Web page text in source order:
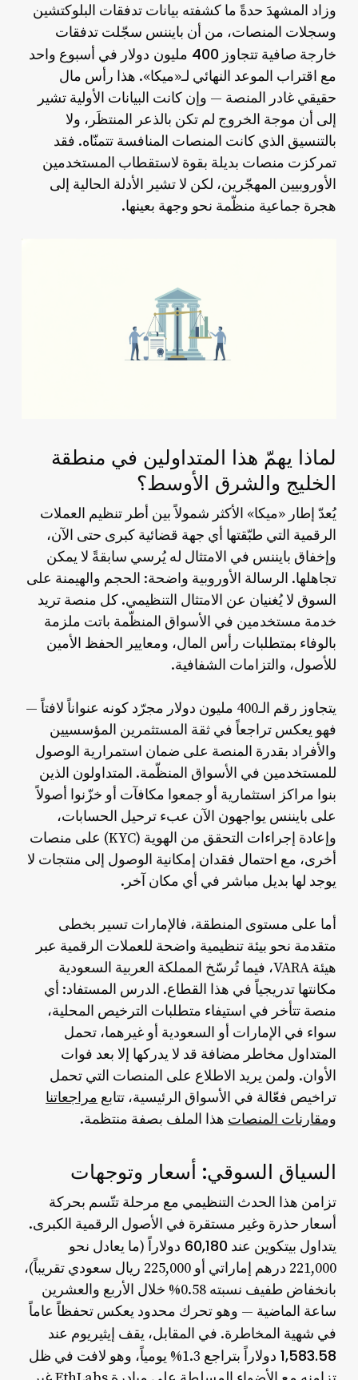
وزاد المشهدَ حدةً ما كشفته بيانات تدفقات البلوكتشين
وسجلات المنصات، من أن بايننس سجّلت تدفقات
خارجة صافية تتجاوز 400 مليون دولار
في أسبوع واحد
مع اقتراب الموعد النهائي لـ«ميكا». هذا رأس مال
حقيقي غادر المنصة — وإن كانت البيانات الأولية تشير
إلى أن موجة الخروج لم تكن بالذعر المنتظَر، ولا
بالتنسيق الذي كانت المنصات المنافسة تتمنّاه. فقد
تمركزت منصات بديلة بقوة لاستقطاب المستخدمين
الأوروبيين المهجّرين، لكن لا تشير الأدلة الحالية إلى
هجرة جماعية منظّمة نحو وجهة بعينها.
لماذا يهمّ هذا المتداولين في منطقة
الخليج والشرق الأوسط؟
يُعدّ إطار «ميكا» الأكثر شمولاً بين أطر تنظيم العملات
الرقمية التي طبّقتها أي جهة قضائية كبرى حتى الآن،
وإخفاق بايننس في الامتثال له يُرسي سابقةً لا يمكن
تجاهلها. الرسالة الأوروبية واضحة: الحجم والهيمنة على
السوق لا يُغنيان عن الامتثال التنظيمي. كل منصة تريد
خدمة مستخدمين في الأسواق المنظّمة باتت ملزمة
بالوفاء بمتطلبات رأس المال، ومعايير الحفظ الأمين
للأصول، والتزامات الشفافية.
يتجاوز رقم الـ400 مليون دولار مجرّد كونه عنواناً لافتاً —
فهو يعكس تراجعاً في ثقة المستثمرين المؤسسيين
والأفراد بقدرة المنصة على ضمان استمرارية الوصول
للمستخدمين في الأسواق المنظّمة. المتداولون الذين
بنوا مراكز استثمارية أو جمعوا مكافآت أو خزّنوا أصولاً
على بايننس يواجهون الآن عبء ترحيل الحسابات،
وإعادة إجراءات التحقق من الهوية (KYC) على منصات
أخرى، مع احتمال فقدان إمكانية الوصول إلى منتجات لا
يوجد لها بديل مباشر في أي مكان آخر.
أما على مستوى المنطقة، فالإمارات تسير بخطى
متقدمة نحو بيئة تنظيمية واضحة للعملات الرقمية عبر
هيئة VARA، فيما تُرسّخ المملكة العربية السعودية
مكانتها تدريجياً في هذا القطاع. الدرس المستفاد: أي
منصة تتأخر في استيفاء متطلبات الترخيص المحلية،
سواء في الإمارات أو السعودية أو غيرهما، تحمل
المتداول مخاطر مضافة قد لا يدركها إلا بعد فوات
الأوان. ولمن يريد الاطلاع على المنصات التي تحمل
تراخيص فعّالة في الأسواق الرئيسية، تتابع مراجعاتنا
ومقارنات المنصات هذا الملف بصفة منتظمة.
السياق السوقي: أسعار وتوجهات
تزامن هذا الحدث التنظيمي مع مرحلة تتّسم بحركة
أسعار حذرة وغير مستقرة في الأصول الرقمية الكبرى.
يتداول بيتكوين عند 60,180 دولاراً
(ما يعادل نحو
221,000 درهم إماراتي أو 225,000 ريال سعودي تقريباً)،
بانخفاض طفيف نسبته 0.58% خلال الأربع والعشرين
ساعة الماضية — وهو تحرك محدود يعكس تحفظاً عاماً
في شهية المخاطرة. في المقابل، يقف إيثيريوم عند
1,583.58 دولاراً
بتراجع 1.3% يومياً، وهو لافت في ظل